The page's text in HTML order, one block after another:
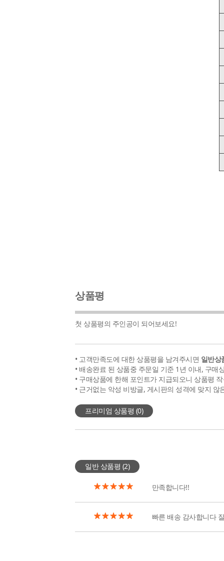
상품평
첫 상품평의 주인공이 되어보세요!
• 고객만족도에 대한 상품평을 남겨주시면 일반상
• 배송완료 된 상품중 주문일 기준 1년 이내, 구매
• 구매상품에 한해 포인트가 지급되오니 상품평
• 근거없는 악성 비방글, 게시판의 성격에 맞지
프리미엄 상품평 (0)
일반 상품평 (2)
만족합니다!!
빠른 배송 감사합니다